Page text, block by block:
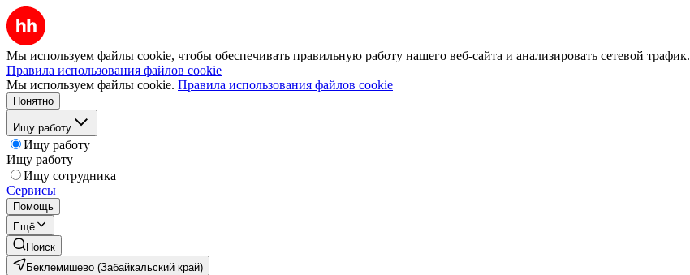
Мы используем файлы cookie, чтобы обеспечивать правильную работу нашего веб-сайта и анализировать сетевой трафик.
Правила использования файлов cookie
Мы используем файлы cookie. Правила использования файлов cookie
Понятно
Ищу работу
Ищу работу
Ищу работу
Ищу сотрудника
Сервисы
Помощь
Ещё
Поиск
Беклемишево (Забайкальский край)